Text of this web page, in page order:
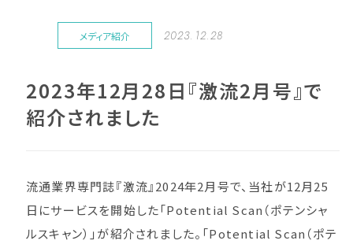
メディア紹介 2023.12.28
2023年12月28日『激流2月号』で
紹介されました
流通業界専門誌『激流』2024年2月号で、当社が12月25
日にサービスを開始した「Potential Scan（ポテンシャ
ルスキャン）」が紹介されました。「Potential Scan（ポテ